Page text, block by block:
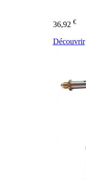
36,92 €
Découvrir